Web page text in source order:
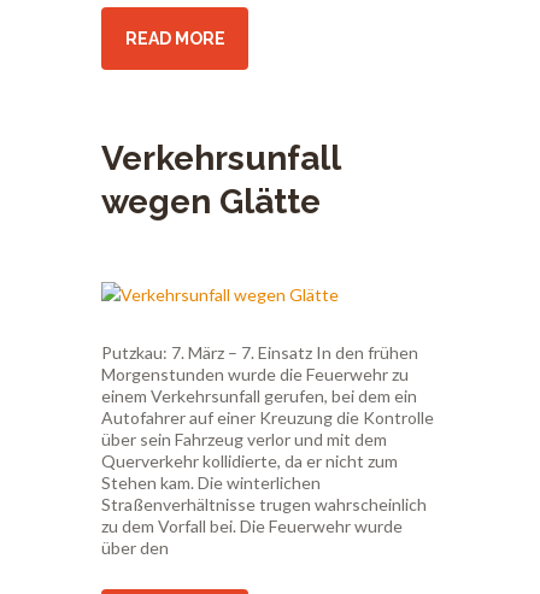
READ MORE
Verkehrsunfall
wegen Glätte
Putzkau: 7. März – 7. Einsatz In den frühen
Morgenstunden wurde die Feuerwehr zu
einem Verkehrsunfall gerufen, bei dem ein
Autofahrer auf einer Kreuzung die Kontrolle
über sein Fahrzeug verlor und mit dem
Querverkehr kollidierte, da er nicht zum
Stehen kam. Die winterlichen
Straßenverhältnisse trugen wahrscheinlich
zu dem Vorfall bei. Die Feuerwehr wurde
über den